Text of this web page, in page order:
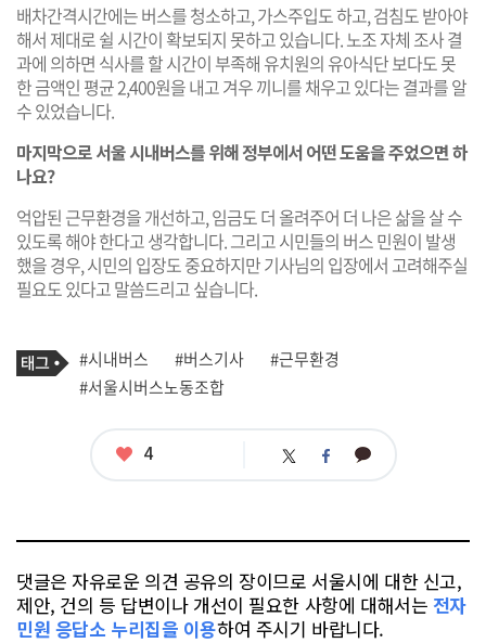
배차간격시간에는 버스를 청소하고, 가스주입도 하고, 검침도 받아야
해서 제대로 쉴 시간이 확보되지 못하고 있습니다. 노조 자체 조사 결
과에 의하면 식사를 할 시간이 부족해 유치원의 유아식단 보다도 못
한 금액인 평균 2,400원을 내고 겨우 끼니를 채우고 있다는 결과를 알
수 있었습니다.
마지막으로 서울 시내버스를 위해 정부에서 어떤 도움을 주었으면 하
나요?
억압된 근무환경을 개선하고, 임금도 더 올려주어 더 나은 삶을 살 수
있도록 해야 한다고 생각합니다. 그리고 시민들의 버스 민원이 발생
했을 경우, 시민의 입장도 중요하지만 기사님의 입장에서 고려해주실
필요도 있다고 말씀드리고 싶습니다.
기
사
관
련
태
그
#시내버스 #버스기사
#근무환경
#서울시버스노동조합
좋
4 트 페 카
댓글은 자유로운 의견 공유의 장이므로 서울시에 대한 신고,
제안, 건의 등 답변이나 개선이 필요한 사항에 대해서는 전자
민원 응답소 누리집을 이용하여 주시기 바랍니다.